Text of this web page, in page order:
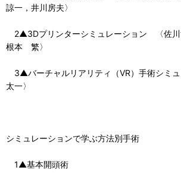
諒一，井川房夫〉
2▲3Dプリンターシミュレーション 〈佐川
根本 繁〉
3▲バーチャルリアリティ（VR）手術シミ
太一〉
シミュレーションで学ぶ方法別手術
1▲基本開頭術